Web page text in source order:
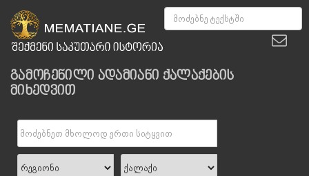
გამოჩენილი ადამიანი ქალაქების
მიხედვით